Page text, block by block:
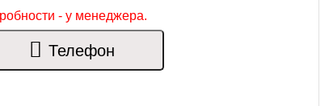
- у менеджера.
Телефон